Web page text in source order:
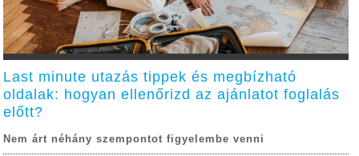
Last minute utazás tippek és megbízható
oldalak: hogyan ellenőrizd az ajánlatot foglalás
előtt?
Nem árt néhány szempontot figyelembe venni